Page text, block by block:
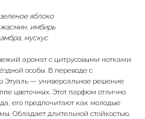
яблоко
имбирь
мускус
аромат с цитрусовыми нотками
особы. В переводе с
Этуаль — универсальное решение
цветочных. Этот парфюм отлично
его предпочитают как молодые
Обладает длительной стойкостью,